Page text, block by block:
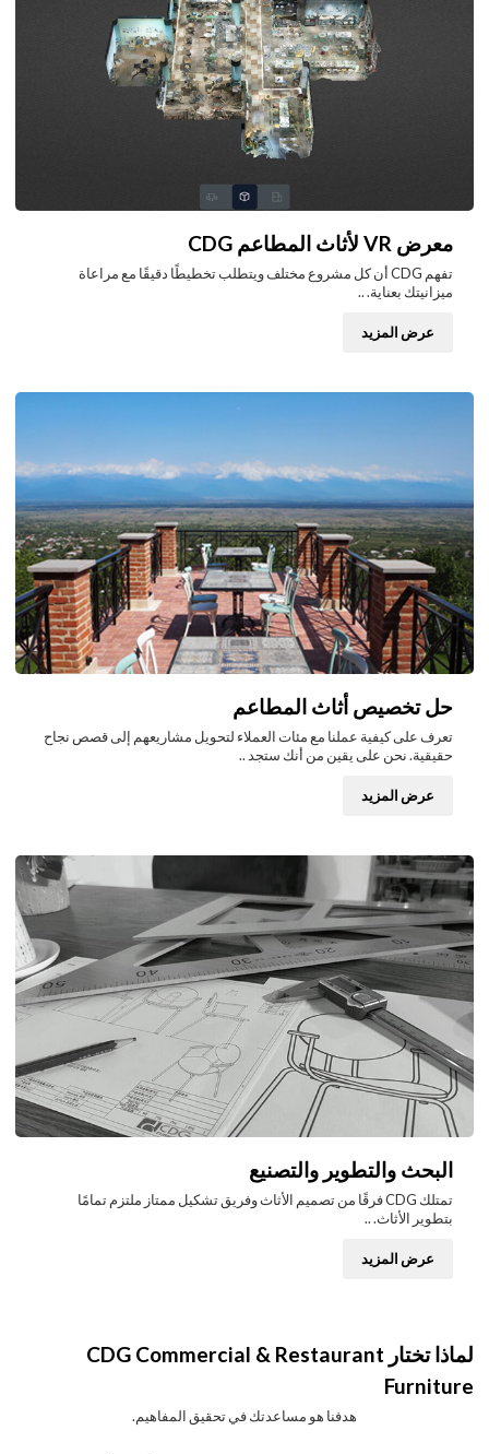
معرض VR لأثاث المطاعم CDG
تفهم CDG أن كل مشروع مختلف ويتطلب تخطيطًا دقيقًا مع مراعاة
ميزانيتك بعناية. ..
عرض المزيد
حل تخصيص أثاث المطاعم
تعرف على كيفية عملنا مع مئات العملاء لتحويل مشاريعهم إلى قصص نجاح
حقيقية. نحن على يقين من أنك ستجد ..
عرض المزيد
البحث والتطوير والتصنيع
تمتلك CDG فرقًا من تصميم الأثاث وفريق تشكيل ممتاز ملتزم تمامًا
بتطوير الأثاث. ..
عرض المزيد
لماذا تختار CDG Commercial & Restaurant
Furniture
هدفنا هو مساعدتك في تحقيق المفاهيم.